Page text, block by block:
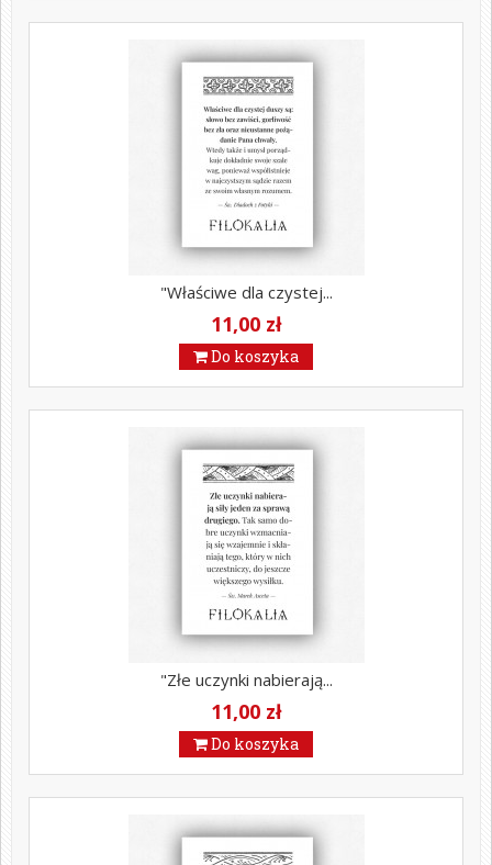
"Właściwe dla czystej...
11,00 zł
Do koszyka
"Złe uczynki nabierają...
11,00 zł
Do koszyka